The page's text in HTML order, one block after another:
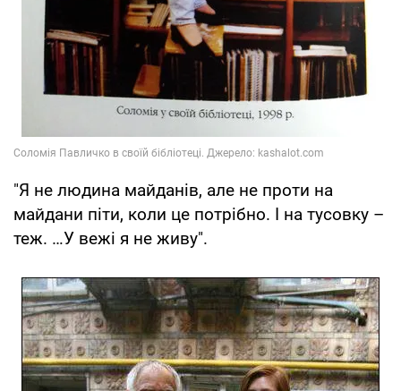
"Я не людина майданів, але не проти на
майдани піти, коли це потрібно. І на тусовку –
теж. …У вежі я не живу".